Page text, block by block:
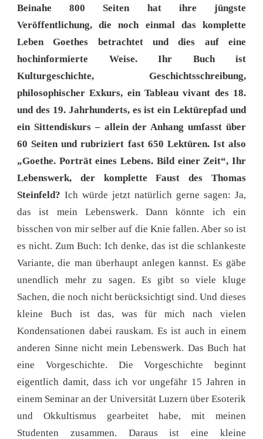
Beinahe 800 Seiten hat ihre jüngste
Veröffentlichung, die noch einmal das komplette
Leben Goethes betrachtet und dies auf eine
hochinformierte Weise. Ihr Buch ist
Kulturgeschichte, Geschichtsschreibung,
philosophischer Exkurs, ein Tableau vivant des 18.
und des 19. Jahrhunderts, es ist ein Lektürepfad und
ein Sittendiskurs – allein der Anhang umfasst über
60 Seiten und rubriziert fast 650 Lektüren. Ist also
„Goethe. Porträt eines Lebens. Bild einer Zeit“, Ihr
Lebenswerk, der komplette Faust des Thomas
Steinfeld? Ich würde jetzt natürlich gerne sagen: Ja,
das ist mein Lebenswerk. Dann könnte ich ein
bisschen von mir selber auf die Knie fallen. Aber so ist
es nicht. Zum Buch: Ich denke, das ist die schlankeste
Variante, die man überhaupt anlegen kannst. Es gäbe
unendlich mehr zu sagen. Es gibt so viele kluge
Sachen, die noch nicht berücksichtigt sind. Und dieses
kleine Buch ist das, was für mich nach vielen
Kondensationen dabei rauskam. Es ist auch in einem
anderen Sinne nicht mein Lebenswerk. Das Buch hat
eine Vorgeschichte. Die Vorgeschichte beginnt
eigentlich damit, dass ich vor ungefähr 15 Jahren in
einem Seminar an der Universität Luzern über Esoterik
und Okkultismus gearbeitet habe, mit meinen
Studenten zusammen. Daraus ist eine kleine